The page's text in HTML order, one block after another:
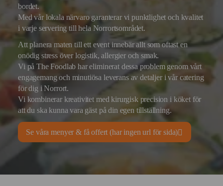
bordet.
Med vår lokala närvaro garanterar vi punktlighet och kvalitet
i varje servering till hela Norrortsområdet.
Att planera maten till ett event innebär allt som oftast en
onödig stress över logistik, allergier och smak.
Vi på The Foodlab har eliminerat dessa problem genom vårt
engagemang och minutiösa leverans av detaljer i vår catering
för dig i Norrort.
Vi kombinerar kreativitet med kirurgisk precision i köket för
att du ska kunna vara gäst på din egen tillställning.
Se våra menyer & få offert (har ingen url för sida)